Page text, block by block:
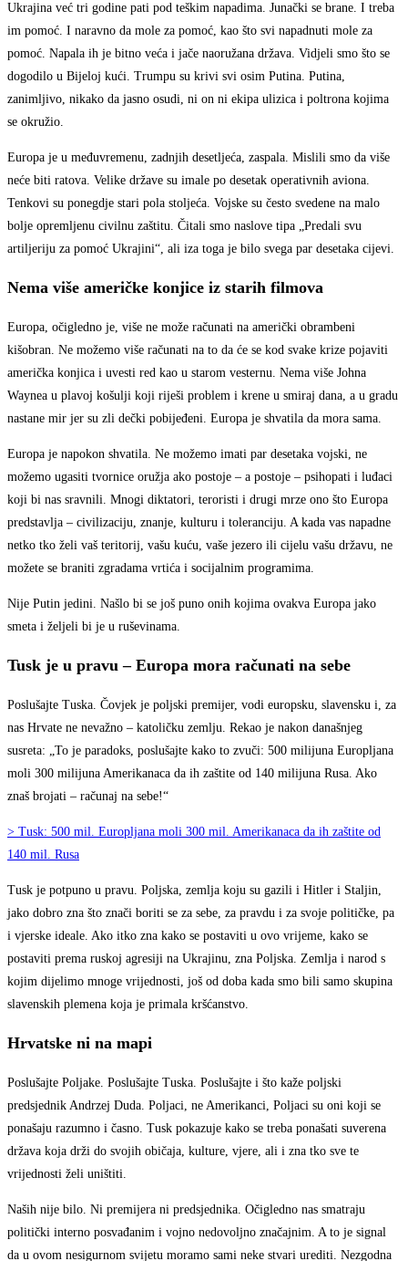
Ukrajina već tri godine pati pod teškim napadima. Junački se brane. I treba
im pomoć. I naravno da mole za pomoć, kao što svi napadnuti mole za
pomoć. Napala ih je bitno veća i jače naoružana država. Vidjeli smo što se
dogodilo u Bijeloj kući. Trumpu su krivi svi osim Putina. Putina,
zanimljivo, nikako da jasno osudi, ni on ni ekipa ulizica i poltrona kojima
se okružio.
Europa je u međuvremenu, zadnjih desetljeća, zaspala. Mislili smo da više
neće biti ratova. Velike države su imale po desetak operativnih aviona.
Tenkovi su ponegdje stari pola stoljeća. Vojske su često svedene na malo
bolje opremljenu civilnu zaštitu. Čitali smo naslove tipa „Predali svu
artiljeriju za pomoć Ukrajini“, ali iza toga je bilo svega par desetaka cijevi.
Nema više američke konjice iz starih filmova
Europa, očigledno je, više ne može računati na američki obrambeni
kišobran. Ne možemo više računati na to da će se kod svake krize pojaviti
američka konjica i uvesti red kao u starom vesternu. Nema više Johna
Waynea u plavoj košulji koji riješi problem i krene u smiraj dana, a u gradu
nastane mir jer su zli dečki pobijeđeni. Europa je shvatila da mora sama.
Europa je napokon shvatila. Ne možemo imati par desetaka vojski, ne
možemo ugasiti tvornice oružja ako postoje – a postoje – psihopati i luđaci
koji bi nas sravnili. Mnogi diktatori, teroristi i drugi mrze ono što Europa
predstavlja – civilizaciju, znanje, kulturu i toleranciju. A kada vas napadne
netko tko želi vaš teritorij, vašu kuću, vaše jezero ili cijelu vašu državu, ne
možete se braniti zgradama vrtića i socijalnim programima.
Nije Putin jedini. Našlo bi se još puno onih kojima ovakva Europa jako
smeta i željeli bi je u ruševinama.
Tusk je u pravu – Europa mora računati na sebe
Poslušajte Tuska. Čovjek je poljski premijer, vodi europsku, slavensku i, za
nas Hrvate ne nevažno – katoličku zemlju. Rekao je nakon današnjeg
susreta: „To je paradoks, poslušajte kako to zvuči: 500 milijuna Europljana
moli 300 milijuna Amerikanaca da ih zaštite od 140 milijuna Rusa. Ako
znaš brojati – računaj na sebe!“
> Tusk: 500 mil. Europljana moli 300 mil. Amerikanaca da ih zaštite od
140 mil. Rusa
Tusk je potpuno u pravu. Poljska, zemlja koju su gazili i Hitler i Staljin,
jako dobro zna što znači boriti se za sebe, za pravdu i za svoje političke, pa
i vjerske ideale. Ako itko zna kako se postaviti u ovo vrijeme, kako se
postaviti prema ruskoj agresiji na Ukrajinu, zna Poljska. Zemlja i narod s
kojim dijelimo mnoge vrijednosti, još od doba kada smo bili samo skupina
slavenskih plemena koja je primala kršćanstvo.
Hrvatske ni na mapi
Poslušajte Poljake. Poslušajte Tuska. Poslušajte i što kaže poljski
predsjednik Andrzej Duda. Poljaci, ne Amerikanci, Poljaci su oni koji se
ponašaju razumno i časno. Tusk pokazuje kako se treba ponašati suverena
država koja drži do svojih običaja, kulture, vjere, ali i zna tko sve te
vrijednosti želi uništiti.
Naših nije bilo. Ni premijera ni predsjednika. Očigledno nas smatraju
politički interno posvađanim i vojno nedovoljno značajnim. A to je signal
da u ovom nesigurnom svijetu moramo sami neke stvari urediti. Nezgodna